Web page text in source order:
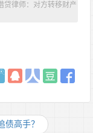
贷律师：对方转移财产
债高手？